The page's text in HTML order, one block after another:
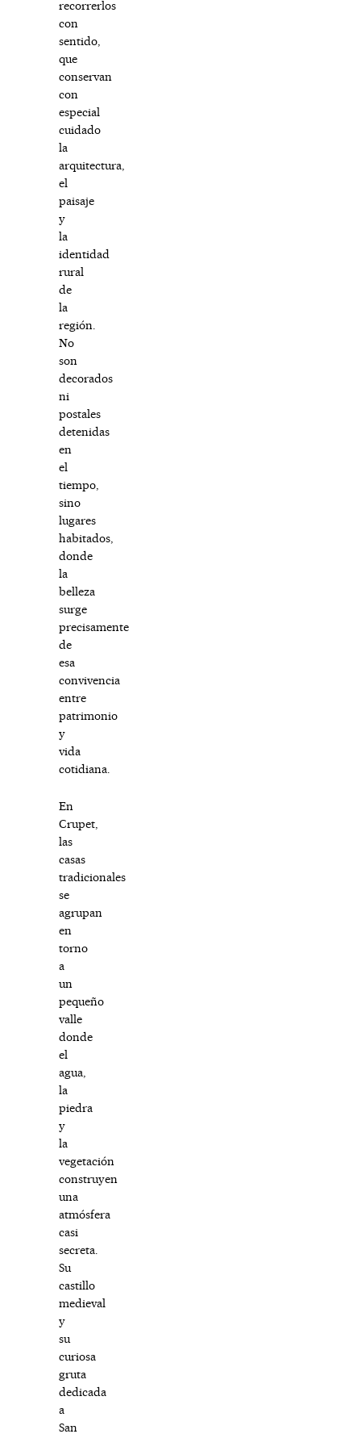
recorrerlos
con
sentido,
que
conservan
con
especial
cuidado
la
arquitectura,
el
paisaje
y
la
identidad
rural
de
la
región.
No
son
decorados
ni
postales
detenidas
en
el
tiempo,
sino
lugares
habitados,
donde
la
belleza
surge
precisamente
de
esa
convivencia
entre
patrimonio
y
vida
cotidiana.
En
Crupet,
las
casas
tradicionales
se
agrupan
en
torno
a
un
pequeño
valle
donde
el
agua,
la
piedra
y
la
vegetación
construyen
una
atmósfera
casi
secreta.
Su
castillo
medieval
y
su
curiosa
gruta
dedicada
a
San